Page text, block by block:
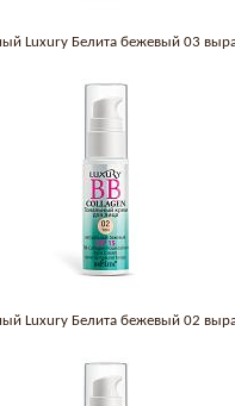
Luxury Белита бежевый 03
Luxury Белита бежевый 02